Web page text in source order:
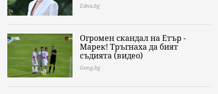
Edna.bg
Огромен скандал на Етър -
Марек! Тръгнаха да бият
съдията (видео)
Gong.bg